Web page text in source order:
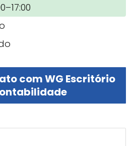
com WG Escritório